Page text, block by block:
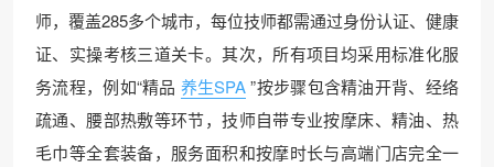
师，覆盖285多个城市，每位技师都需通过身份认证、健康
证、实操考核三道关卡。其次，所有项目均采用标准化服
务流程，例如“精品 养生SPA ”按步骤包含精油开背、经络
疏通、腰部热敷等环节，技师自带专业按摩床、精油、热
毛巾等全套装备，服务面积和按摩时长与高端门店完全一